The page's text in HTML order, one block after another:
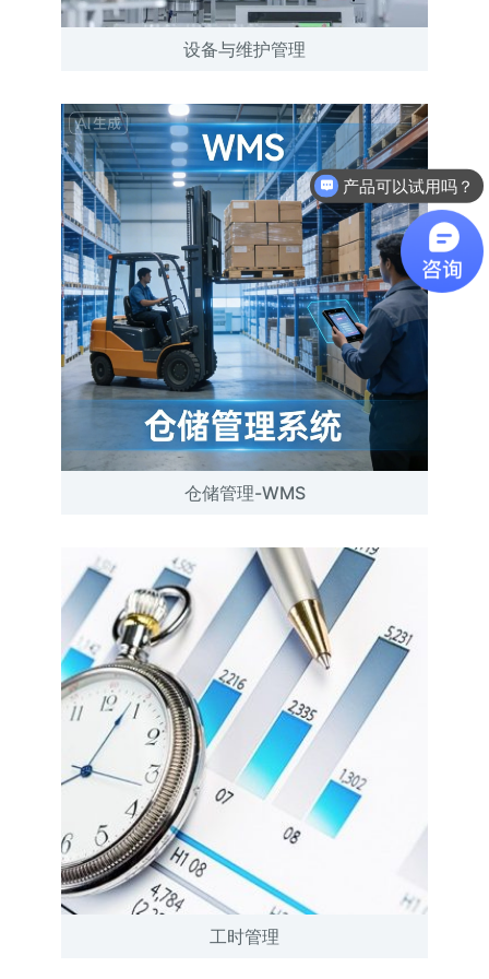
设备与维护管理
仓储管理-WMS
工时管理
产品可以试用吗？
软件有折扣吗？